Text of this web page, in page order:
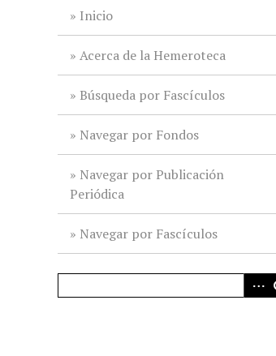
Inicio
Acerca de la Hemeroteca
Búsqueda por Fascículos
Navegar por Fondos
Navegar por Publicación
Periódica
Navegar por Fascículos